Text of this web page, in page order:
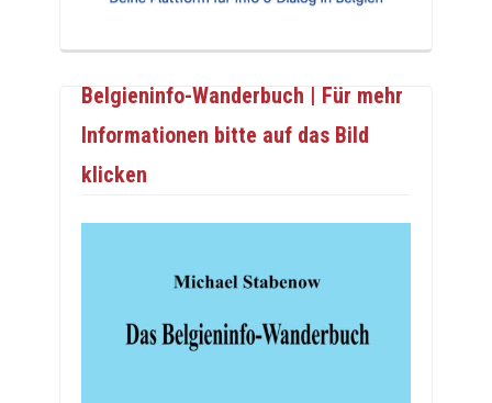
Belgieninfo-Wanderbuch | Für mehr
Informationen bitte auf das Bild
klicken